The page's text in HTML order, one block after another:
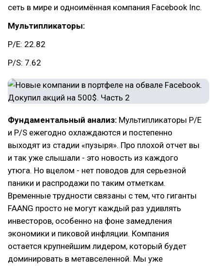
сеть в мире и одноимённая компания Facebook Inc.
Мультипликаторы:
P/E: 22.82
P/S: 7.62
Фундаментальный анализ: Мультипликаторы P/E
и P/S ежегодно охлаждаются и постепенно
выходят из стадии «пузыря». Про плохой отчет вы
и так уже слышали - это новость из каждого
утюга. Но вцелом - нет поводов для серьезной
паники и распродажи по таким отметкам.
Временные трудности связаны с тем, что гиганты
FAANG просто не могут каждый раз удивлять
инвесторов, особенно на фоне замедления
экономики и пиковой инфляции. Компания
остается крупнейшим лидером, который будет
доминировать в метавселенной. Мы уже